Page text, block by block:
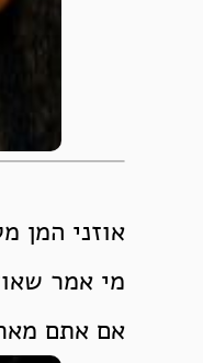
אוזני המן
מי אמר
אם אתם